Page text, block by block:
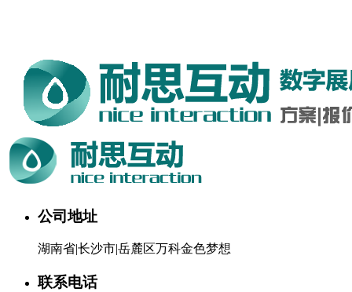
公司地址
湖南省|长沙市|岳麓区万科金色梦想
联系电话